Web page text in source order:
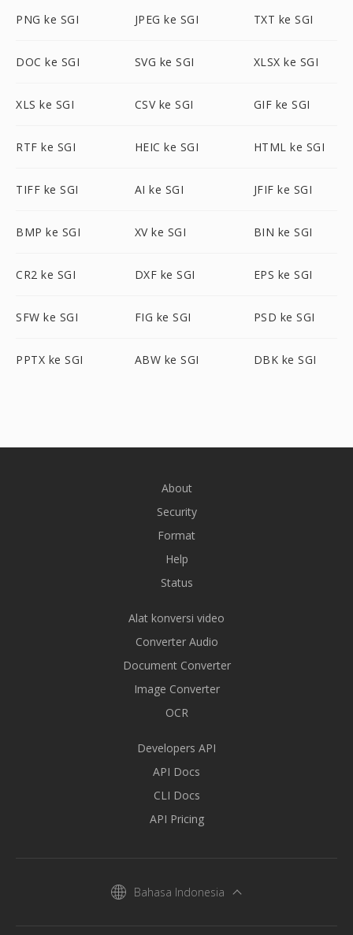
PNG ke SGI JPEG ke SGI TXT ke SGI
DOC ke SGI SVG ke SGI XLSX ke SGI
XLS ke SGI CSV ke SGI GIF ke SGI
RTF ke SGI HEIC ke SGI HTML ke SGI
TIFF ke SGI AI ke SGI JFIF ke SGI
BMP ke SGI XV ke SGI BIN ke SGI
CR2 ke SGI DXF ke SGI EPS ke SGI
SFW ke SGI FIG ke SGI PSD ke SGI
PPTX ke SGI ABW ke SGI DBK ke SGI
About
Security
Format
Help
Status
Alat konversi video
Converter Audio
Document Converter
Image Converter
OCR
Developers API
API Docs
CLI Docs
API Pricing
Bahasa Indonesia